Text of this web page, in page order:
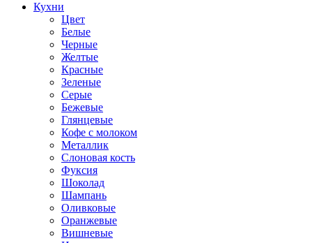
Кухни
Цвет
Белые
Черные
Желтые
Красные
Зеленые
Серые
Бежевые
Глянцевые
Кофе с молоком
Металлик
Слоновая кость
Фуксия
Шоколад
Шампань
Оливковые
Оранжевые
Вишневые